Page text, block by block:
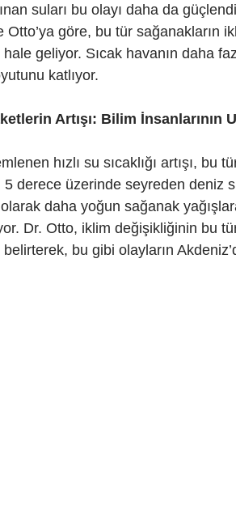
suları bu olayı daha da
Otto’ya göre, bu tür sağanakların
hale geliyor. Sıcak havanın daha
katlıyor.
Artışı: Bilim İnsanlarının
hızlı su sıcaklığı artışı, bu tür
5 derece üzerinde seyreden deniz
daha yoğun sağanak
Dr. Otto, iklim değişikliğinin bu
bu gibi olayların